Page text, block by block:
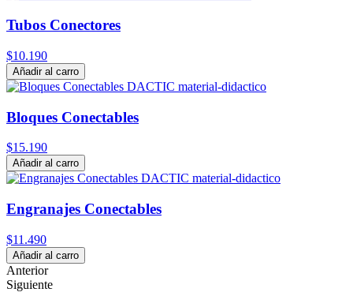
Tubos Conectores
$10.190
Añadir al carro
Bloques Conectables
$15.190
Añadir al carro
Engranajes Conectables
$11.490
Añadir al carro
Anterior
Siguiente